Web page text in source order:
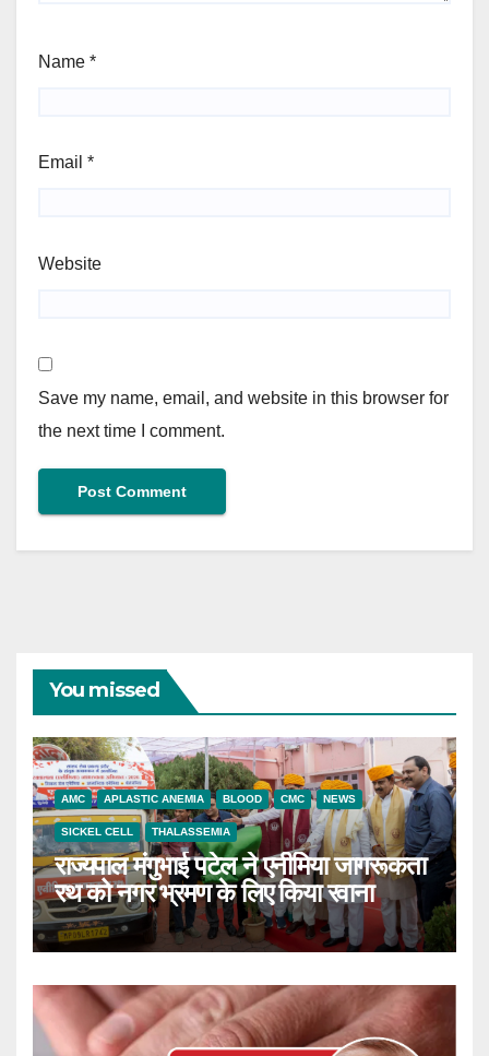
Name *
Email *
Website
Save my name, email, and website in this browser for
the next time I comment.
You missed
AMC APLASTIC ANEMIA BLOOD CMC NEWS
SICKEL CELL THALASSEMIA
राज्यपाल मंगुभाई पटेल ने एनीमिया जागरूकता
रथ को नगर भ्रमण के लिए किया रवाना